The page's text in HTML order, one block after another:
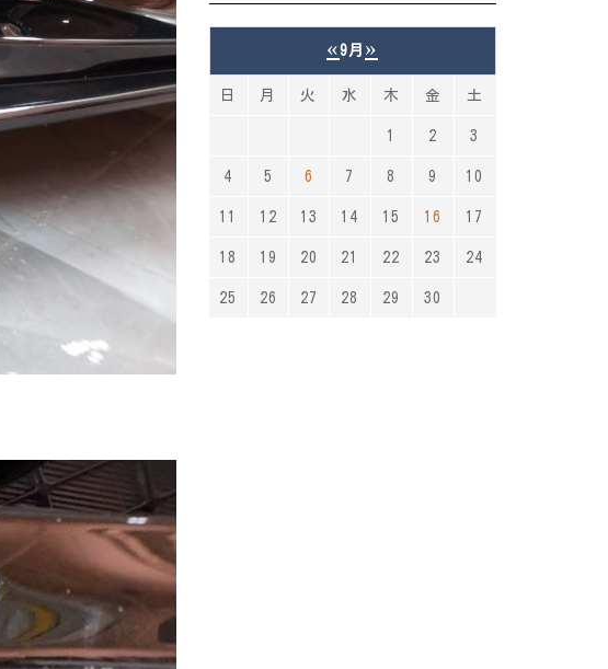
«9月 »
日 月 火 水 木 金 土
1 2 3
4 5 6 7 8 9 10
11 12 13 14 15 16 17
18 19 20 21 22 23 24
25 26 27 28 29 30